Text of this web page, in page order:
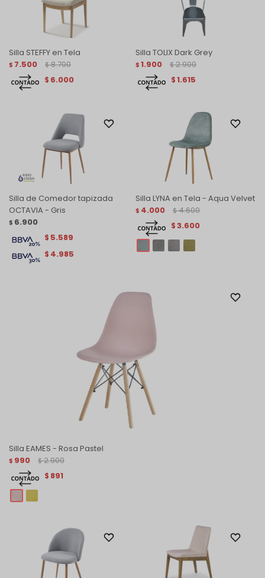
Silla STEFFY en Tela
$ 7.500 $ 8.700
$ 6.000
Silla TOLIX Dark Grey
$ 1.900 $ 2.900
$1.615
Silla de Comedor tapizada
OCTAVIA - Gris
$ 6.900
$ 4.985
$ 5.589
Silla LYNA en Tela - Aqua Velvet
$ 4.000 $ 4.600
$3.600
Silla EAMES - Rosa Pastel
$ 990 $ 2.900
$ 891